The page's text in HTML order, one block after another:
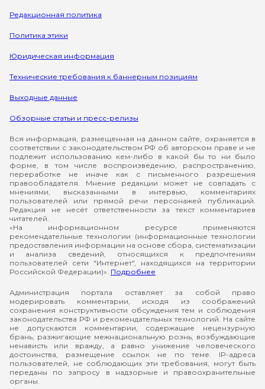
Редакционная политика
Политика этики
Юридическая информация
Технические требования к баннерным позициям
Выходные данные
Обзорные статьи и пресс-релизы
Вся информация, размещенная на данном сайте, охраняется в
соответствии с законодательством РФ об авторском праве и не
подлежит использованию кем-либо в какой бы то ни было
форме, в том числе воспроизведению, распространению,
переработке не иначе как с письменного разрешения
правообладателя. Мнение редакции может не совпадать с
мнениями, высказанными в интервью, комментариях
пользователей или прямой речи персонажей публикаций.
Редакция не несёт ответственности за текст комментариев
читателей.
«На информационном ресурсе применяются
рекомендательные технологии (информационные технологии
предоставления информации на основе сбора, систематизации
и анализа сведений, относящихся к предпочтениям
пользователей сети "Интернет", находящихся на территории
Российской Федерации)». Подробнее
Администрация портала оставляет за собой право
модерировать комментарии, исходя из соображений
сохранения конструктивности обсуждения тем и соблюдения
законодательства РФ и рекомендательных технологий. На сайте
не допускаются комментарии, содержащие нецензурную
брань, разжигающие межнациональную рознь, возбуждающие
ненависть или вражду, а равно унижение человеческого
достоинства, размещение ссылок не по теме. IP-адреса
пользователей, не соблюдающих эти требования, могут быть
переданы по запросу в надзорные и правоохранительные
органы.